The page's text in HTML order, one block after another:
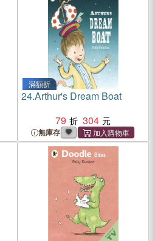
滿額折
24.Arthur's Dream Boat
79
304
無庫存